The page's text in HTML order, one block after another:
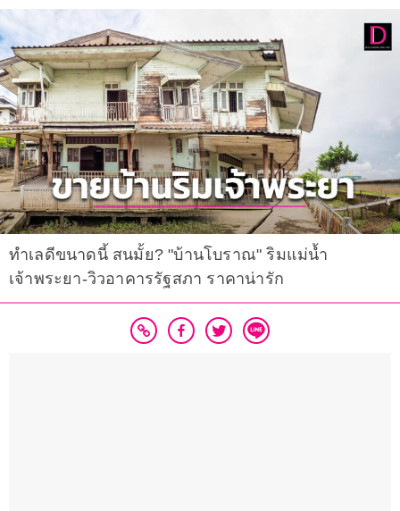
ทำเลดีขนาดนี้ สนมั้ย? "บ้านโบราณ" ริมแม่น้ำ
เจ้าพระยา-วิวอาคารรัฐสภา ราคาน่ารัก